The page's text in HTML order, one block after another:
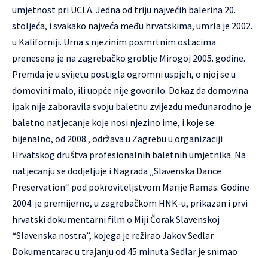
umjetnost pri UCLA. Jedna od triju najvećih balerina 20.
stoljeća, i svakako najveća među hrvatskima, umrla je 2002.
u Kaliforniji. Urna s njezinim posmrtnim ostacima
prenesena je na zagrebačko groblje Mirogoj 2005. godine.
Premda je u svijetu postigla ogromni uspjeh, o njoj se u
domovini malo, ili uopće nije govorilo. Dokaz da domovina
ipak nije zaboravila svoju baletnu zvijezdu međunarodno je
baletno natjecanje koje nosi njezino ime, i koje se
bijenalno, od 2008., održava u Zagrebu u organizaciji
Hrvatskog društva profesionalnih baletnih umjetnika. Na
natjecanju se dodjeljuje i Nagrada „Slavenska Dance
Preservation“ pod pokroviteljstvom Marije Ramas. Godine
2004. je premijerno, u zagrebačkom HNK-u, prikazan i prvi
hrvatski dokumentarni film o Miji Čorak Slavenskoj
“Slavenska nostra”, kojega je režirao Jakov Sedlar.
Dokumentarac u trajanju od 45 minuta Sedlar je snimao